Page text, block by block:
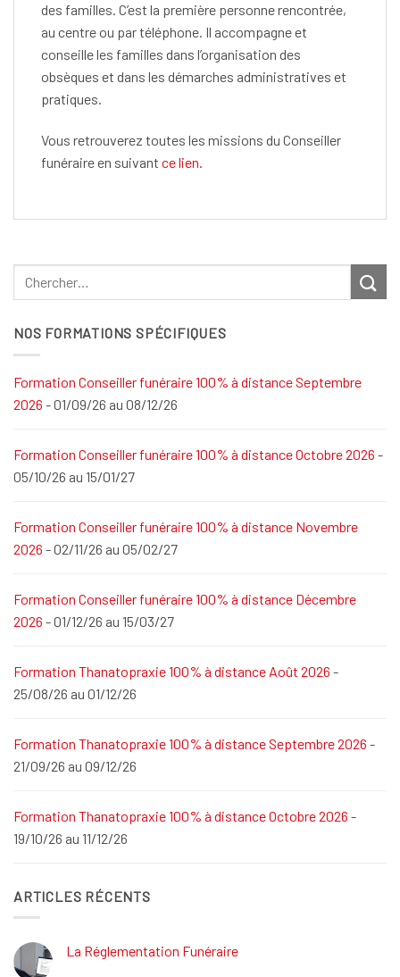
des familles. C’est la première personne rencontrée,
au centre ou par téléphone. Il accompagne et
conseille les familles dans l’organisation des
obsèques et dans les démarches administratives et
pratiques.
Vous retrouverez toutes les missions du Conseiller
funéraire en suivant ce lien.
NOS FORMATIONS SPÉCIFIQUES
Formation Conseiller funéraire 100% à distance Septembre
2026 - 01/09/26 au 08/12/26
Formation Conseiller funéraire 100% à distance Octobre 2026 -
05/10/26 au 15/01/27
Formation Conseiller funéraire 100% à distance Novembre
2026 - 02/11/26 au 05/02/27
Formation Conseiller funéraire 100% à distance Décembre
2026 - 01/12/26 au 15/03/27
Formation Thanatopraxie 100% à distance Août 2026 -
25/08/26 au 01/12/26
Formation Thanatopraxie 100% à distance Septembre 2026 -
21/09/26 au 09/12/26
Formation Thanatopraxie 100% à distance Octobre 2026 -
19/10/26 au 11/12/26
ARTICLES RÉCENTS
La Réglementation Funéraire